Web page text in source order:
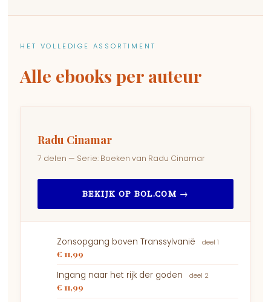
HET VOLLEDIGE ASSORTIMENT
Alle ebooks per auteur
Radu Cinamar
7 delen — Serie: Boeken van Radu Cinamar
BEKIJK OP BOL.COM →
Zonsopgang boven Transsylvanië deel 1
€ 11,99
Ingang naar het rijk der goden deel 2
€ 11,99